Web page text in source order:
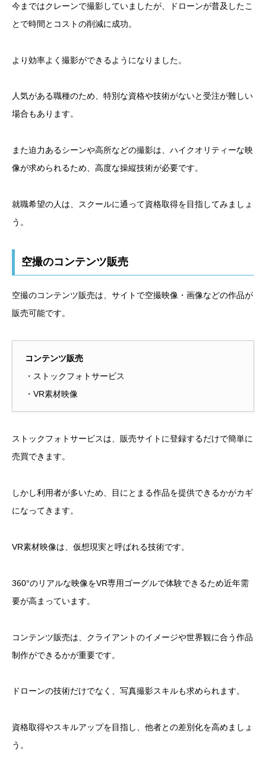
今まではクレーンで撮影していましたが、ドローンが普及したこ
とで時間とコストの削減に成功。
より効率よく撮影ができるようになりました。
人気がある職種のため、特別な資格や技術がないと受注が難しい
場合もあります。
また迫力あるシーンや高所などの撮影は、ハイクオリティーな映
像が求められるため、高度な操縦技術が必要です。
就職希望の人は、スクールに通って資格取得を目指してみましょ
う。
空撮のコンテンツ販売
空撮のコンテンツ販売は、サイトで空撮映像・画像などの作品が
販売可能です。
コンテンツ販売
・ストックフォトサービス
・VR素材映像
ストックフォトサービスは、販売サイトに登録するだけで簡単に
売買できます。
しかし利用者が多いため、目にとまる作品を提供できるかがカギ
になってきます。
VR素材映像は、仮想現実と呼ばれる技術です。
360°のリアルな映像をVR専用ゴーグルで体験できるため近年需
要が高まっています。
コンテンツ販売は、クライアントのイメージや世界観に合う作品
制作ができるかが重要です。
ドローンの技術だけでなく、写真撮影スキルも求められます。
資格取得やスキルアップを目指し、他者との差別化を高めましょ
う。